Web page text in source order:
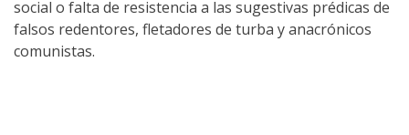
social o falta de resistencia a las sugestivas prédicas de
falsos redentores, fletadores de turba y anacrónicos
comunistas.